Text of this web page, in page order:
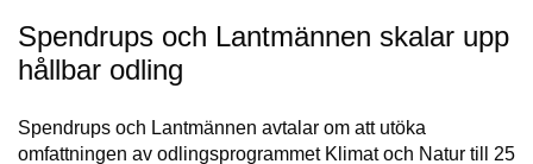
Spendrups och Lantmännen skalar upp
hållbar odling
Spendrups och Lantmännen avtalar om att utöka
omfattningen av odlingsprogrammet Klimat och Natur till 25